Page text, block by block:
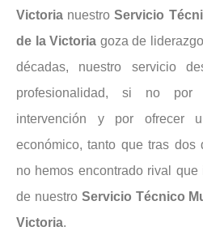
Victoria nuestroServicio
de la Victoria goza de
décadas, nuestro servicio
profesionalidad, si no
intervención y por ofrecer
económico, tanto que tras dos
no hemos encontrado rival
de nuestro Servicio Técnico
Victoria.